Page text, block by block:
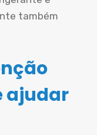
também
ajudar